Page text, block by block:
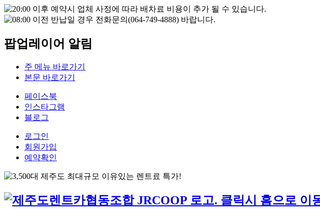
팝업레이어 알림
주 메뉴 바로가기
본문 바로가기
페이스북
인스타그램
블로그
로그인
회원가입
예약확인